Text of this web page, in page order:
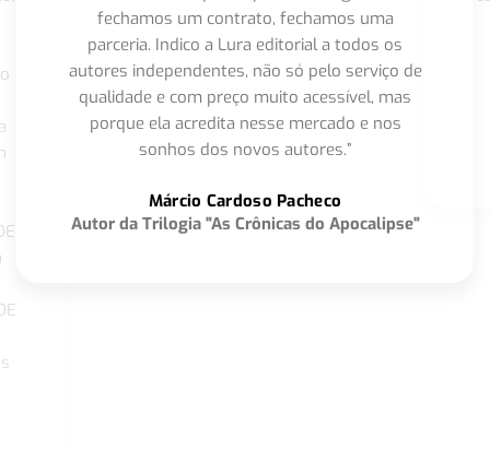
fechamos um contrato, fechamos uma
parceria. Indico a Lura editorial a todos os
autores independentes, não só pelo serviço de
qualidade e com preço muito acessível, mas
porque ela acredita nesse mercado e nos
sonhos dos novos autores.”
Márcio Cardoso Pacheco
Autor da Trilogia "As Crônicas do Apocalipse"